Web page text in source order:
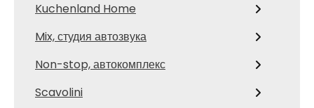
Kuchenland Home
Mix, студия автозвука
Non-stop, автокомплекс
Scavolini